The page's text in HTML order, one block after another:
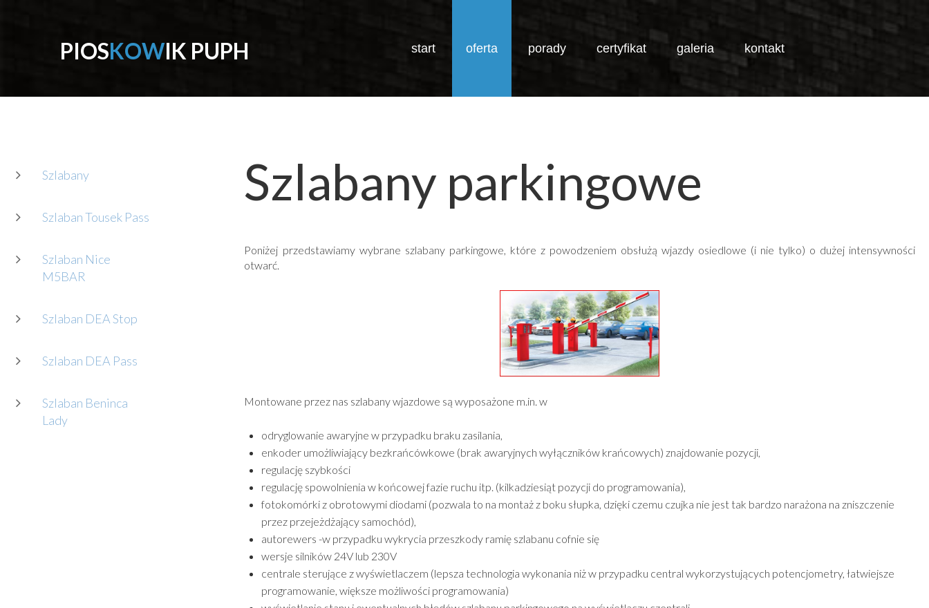
PIOSKOWIK PUPH start oferta porady certyfikat galeria kontakt
JESTEŚ TUTAJ: START OFERTA
Szlabany
Szlaban Tousek Pass
Szlaban Nice
M5BAR
Szlaban DEA Stop
Szlaban DEA Pass
Szlaban Beninca
Lady
Szlabany parkingowe
Poniżej przedstawiamy wybrane szlabany parkingowe, które z powodzeniem obsłużą wjazdy osiedlowe (i nie tylko) o dużej intensywności
otwarć.
Montowane przez nas szlabany wjazdowe są wyposażone m.in. w
odryglowanie awaryjne w przypadku braku zasilania,
enkoder umożliwiający bezkrańcówkowe (brak awaryjnych wyłączników krańcowych) znajdowanie pozycji,
regulację szybkości
regulację spowolnienia w końcowej fazie ruchu itp. (kilkadziesiąt pozycji do programowania),
fotokomórki z obrotowymi diodami (pozwala to na montaż z boku słupka, dzięki czemu czujka nie jest tak bardzo narażona na zniszczenie
przez przejeżdżający samochód),
autorewers -w przypadku wykrycia przeszkody ramię szlabanu cofnie się
wersje silników 24V lub 230V
centrale sterujące z wyświetlaczem (lepsza technologia wykonania niż w przypadku central wykorzystujących potencjometry, łatwiejsze
programowanie, większe możliwości programowania)